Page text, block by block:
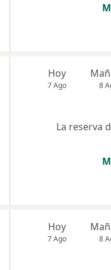
Hoy
7 Ago 8
La reserva
Hoy
7 Ago 8